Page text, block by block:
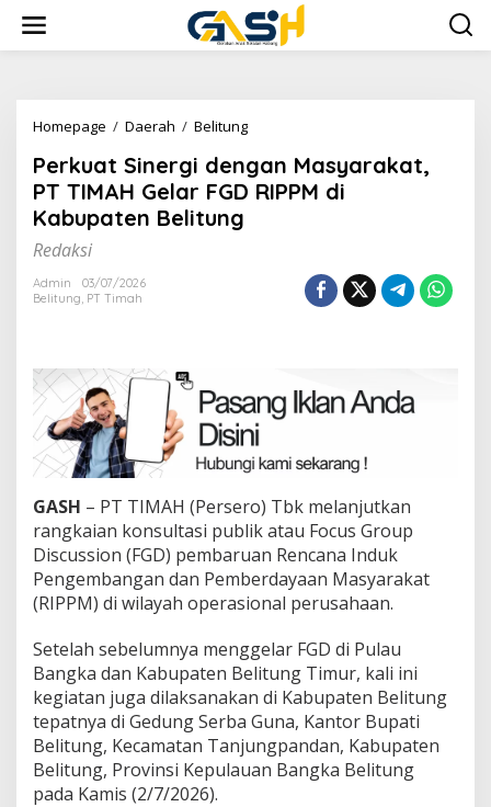
konten
Homepage / Daerah / BelitungPerkuat
dengan
Masyarakat,
PT
Perkuat Sinergi dengan Masyarakat,
PT TIMAH Gelar FGD RIPPM di
Kabupaten Belitung
Redaksi
Admin
03/07/2026
Belitung, PT Timah
GASH – PT TIMAH (Persero) Tbk melanjutkan
rangkaian konsultasi publik atau Focus Group
Discussion (FGD) pembaruan Rencana Induk
Pengembangan dan Pemberdayaan Masyarakat
(RIPPM) di wilayah operasional perusahaan.
Setelah sebelumnya menggelar FGD di Pulau
Bangka dan Kabupaten Belitung Timur, kali ini
kegiatan juga dilaksanakan di Kabupaten Belitung
tepatnya di Gedung Serba Guna, Kantor Bupati
Belitung, Kecamatan Tanjungpandan, Kabupaten
Belitung, Provinsi Kepulauan Bangka Belitung
pada Kamis (2/7/2026).